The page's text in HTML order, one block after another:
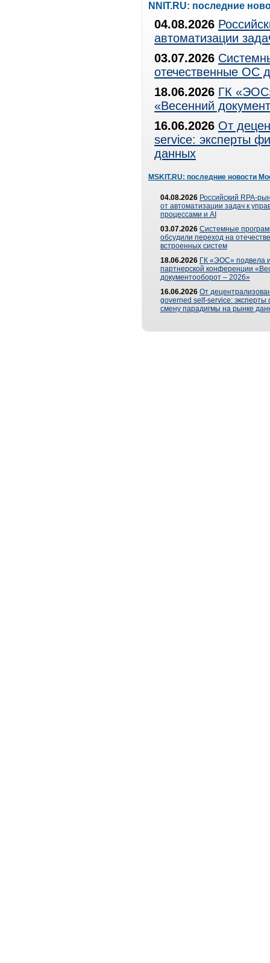
NNIT.RU: последние
04.08.2026
автоматизации
03.07.2026
отечественные ОС
18.06.2026 ГК
«Весенний
16.06.2026 От
service: эксперты
данных
MSKIT.RU: последние новости
04.08.2026 Российский RPA-
от автоматизации задач к
процессами и AI
03.07.2026 Системные
обсудили переход на
встроенных систем
18.06.2026 ГК «ЭОС» подвела
партнерской конференции
документооборот – 2026»
16.06.2026 От
governed self-service: эксперты
смену парадигмы на рынке